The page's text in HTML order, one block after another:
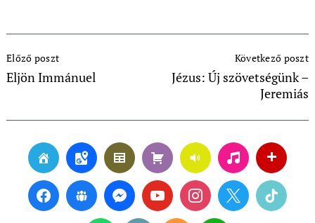
Navigation
Előző poszt
Eljön Immánuel
Következő poszt
Jézus: Új szövetségünk –
Jeremiás